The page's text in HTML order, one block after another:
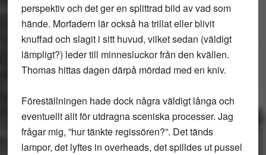
perspektiv och det ger en splittrad bild av vad som
hände. Morfadern lär också ha trillat eller blivit
knuffad och slagit i sitt huvud, vilket sedan (väldigt
lämpligt?) leder till minnesluckor från den kvällen.
Thomas hittas dagen därpå mördad med en kniv.
Föreställningen hade dock några väldigt långa och
eventuellt allt för utdragna sceniska processer. Jag
frågar mig, ”hur tänkte regissören?”. Det tänds
lampor, det lyftes in overheads, det spilldes ut pussel